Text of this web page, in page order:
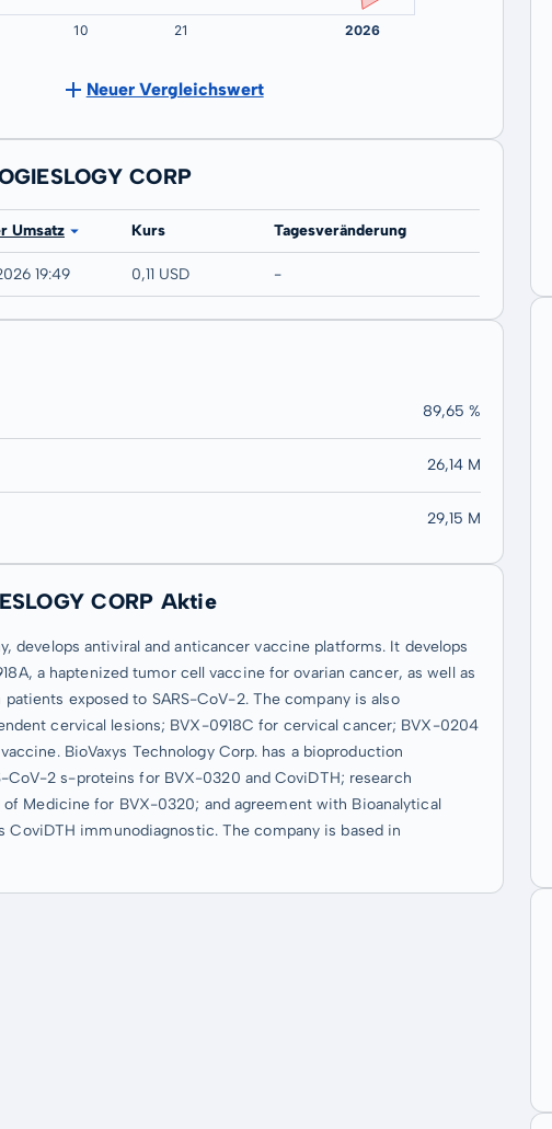
Neuer Vergleichswert
CORP
Umsatz Kurs Tagesveränderung
19:49 0,11 USD -
89,65 %
26,14 M
29,15 M
CORP Aktie
develops antiviral and anticancer vaccine platforms. It develops
a haptenized tumor cell vaccine for ovarian cancer, as well as
exposed to SARS-CoV-2. The company is also
cervical lesions; BVX-0918C for cervical cancer; BVX-0204
BioVaxys Technology Corp. has a bioproduction
2 s-proteins for BVX-0320 and CoviDTH; research
Medicine for BVX-0320; and agreement with Bioanalytical
immunodiagnostic. The company is based in